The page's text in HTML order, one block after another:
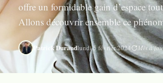
offre un formidable gain d’espace
Allons découvrir ensemble ce
Patrick Durandlundi 5 février 2024 Mis à